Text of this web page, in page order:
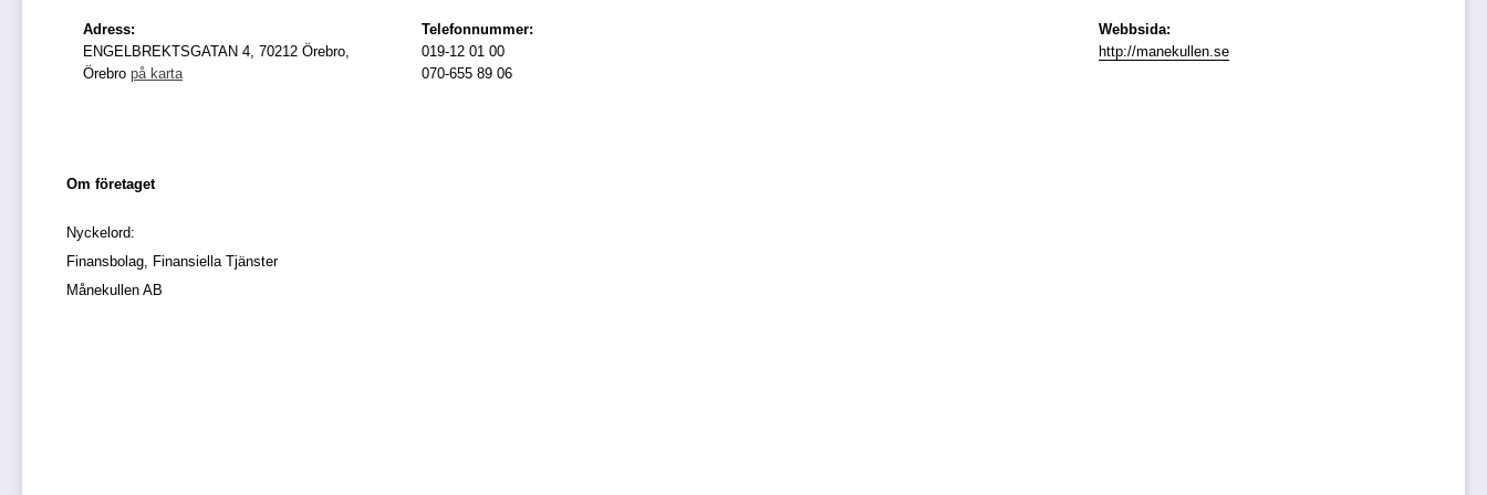
Adress:
ENGELBREKTSGATAN 4, 70212 Örebro,
Örebro på karta
Telefonnummer:
019-12 01 00
070-655 89 06
Webbsida:
http://manekullen.se
Om företaget
Nyckelord:
Finansbolag, Finansiella Tjänster
Månekullen AB